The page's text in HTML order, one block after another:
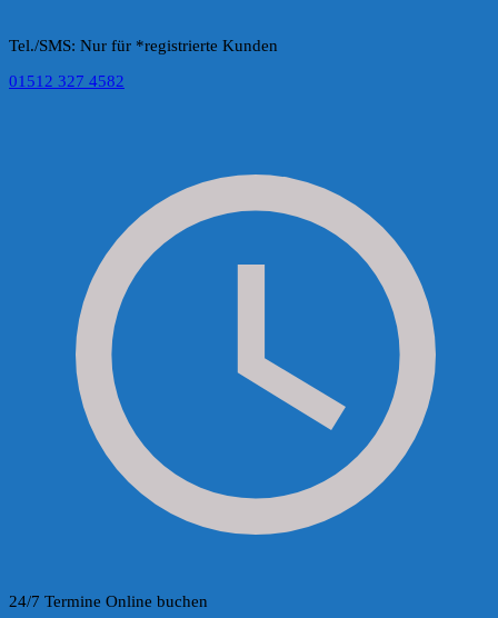
Tel./SMS: Nur für *registrierte Kunden
01512 327 4582
24/7 Termine Online buchen